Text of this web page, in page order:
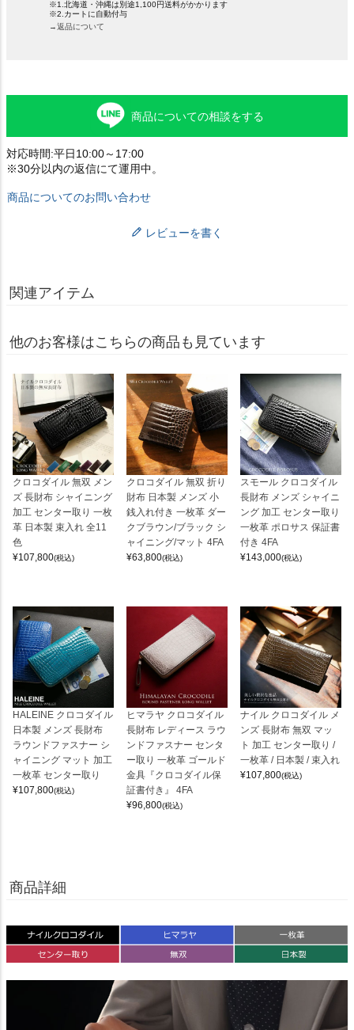
※1.北海道・沖縄は別途1,100円送料がかかります
※2.カートに自動付与
→返品について
商品についての相談をする
対応時間:平日10:00～17:00
※30分以内の返信にて運用中。
商品についてのお問い合わせ
レビューを書く
関連アイテム
他のお客様はこちらの商品も見ています
クロコダイル 無双 メン
ズ 長財布 シャイニング
加工 センター取り 一枚
革 日本製 束入れ 全11
色
¥107,800(税込)
クロコダイル 無双 折り
財布 日本製 メンズ 小
銭入れ付き 一枚革 ダー
クブラウン/ブラック シ
ャイニング/マット 4FA
¥63,800(税込)
スモール クロコダイル
長財布 メンズ シャイニ
ング 加工 センター取り
一枚革 ポロサス 保証書
付き 4FA
¥143,000(税込)
HALEINE クロコダイル
日本製 メンズ 長財布
ラウンドファスナー シ
ャイニング マット 加工
一枚革 センター取り
¥107,800(税込)
ヒマラヤ クロコダイル
長財布 レディース ラウ
ンドファスナー センタ
ー取り 一枚革 ゴールド
金具『クロコダイル保
証書付き』 4FA
¥96,800(税込)
ナイル クロコダイル メ
ンズ 長財布 無双 マッ
ト 加工 センター取り /
一枚革 / 日本製 / 束入れ
¥107,800(税込)
商品詳細